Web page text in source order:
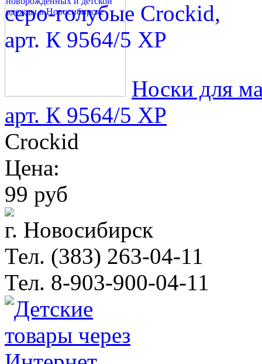
Носки для
арт. К 9564/5 ХР
Crockid
Цена:
99 руб
г. Новосибирск
Тел. (383) 263-04-11
Тел. 8-903-900-04-11